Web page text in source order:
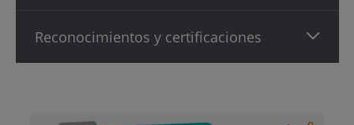
Reconocimientos y certificaciones